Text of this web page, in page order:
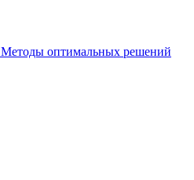
Методы оптимальных решений